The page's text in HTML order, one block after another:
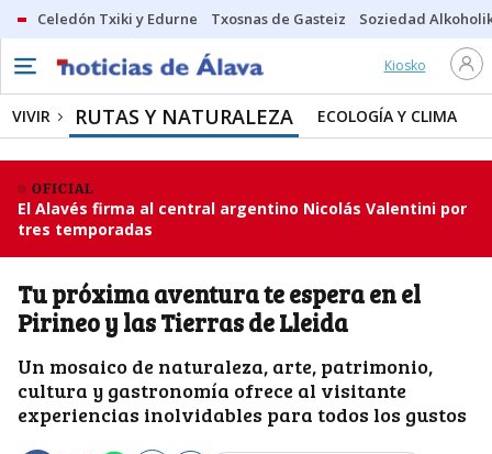
Celedón Txiki y Edurne Txosnas de Gasteiz Soziedad
Kiosko
VIVIR RUTAS Y NATURALEZA ECOLOGÍA Y CLIMA
OFICIAL
El Alavés firma al central argentino Nicolás Valentini por
tres temporadas
Tu próxima aventura te espera en el
Pirineo y las Tierras de Lleida
Un mosaico de naturaleza, arte, patrimonio,
cultura y gastronomía ofrece al visitante
experiencias inolvidables para todos los gustos